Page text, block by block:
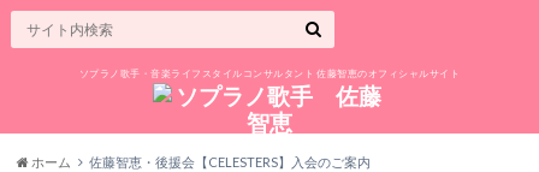
ソプラノ歌手・音楽ライフスタイルコンサルタント 佐藤智恵のオフィシャルサイト
ホーム 佐藤智恵・後援会【CELESTERS】入会のご案内